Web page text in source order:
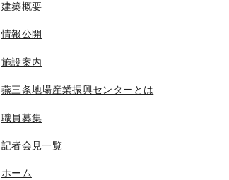
建築概要
情報公開
施設案内
燕三条地場産業振興センターとは
職員募集
記者会見一覧
ホーム